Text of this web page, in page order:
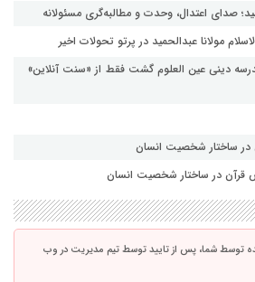
صدای اعتدال، وحدت و مطالبه‌گری مسئولانه
مولانا عبدالحمید در پرتو تحولات اخیر
دینی عین العلوم گشت فقط از «سنت آنلاین»
در ساختار شخصیت انسان
قرآن در ساختار شخصیت انسان
توسط شما، پس از تایید توسط تیم مدیریت در وب